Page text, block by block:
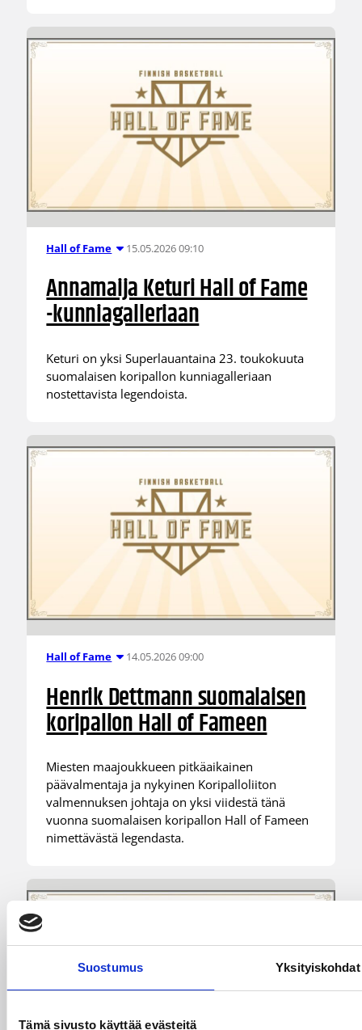
Suostumus Yksityiskohdat
Tämä sivusto käyttää evästeitä
Hall of Fame 15.05.2026 09:10
Annamaija Keturi Hall of Fame
-kunniagalleriaan
Keturi on yksi Superlauantaina 23. toukokuuta
suomalaisen koripallon kunniagalleriaan
nostettavista legendoista.
Hall of Fame 14.05.2026 09:00
Henrik Dettmann suomalaisen
koripallon Hall of Fameen
Miesten maajoukkueen pitkäaikainen
päävalmentaja ja nykyinen Koripalloliiton
valmennuksen johtaja on yksi viidestä tänä
vuonna suomalaisen koripallon Hall of Fameen
nimettävästä legendasta.